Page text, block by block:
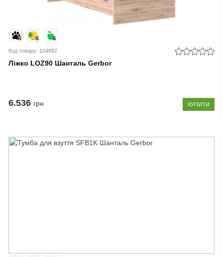
Код товару: 104892
Ліжко LOZ90 Шанталь Gerbor
6.536 грн КУПИТИ